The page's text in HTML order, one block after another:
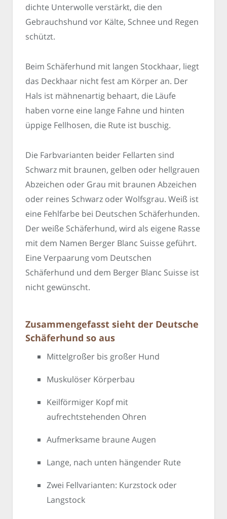
dichte Unterwolle verstärkt, die den
Gebrauchshund vor Kälte, Schnee und Regen
schützt.
Beim Schäferhund mit langen Stockhaar, liegt
das Deckhaar nicht fest am Körper an. Der
Hals ist mähnenartig behaart, die Läufe
haben vorne eine lange Fahne und hinten
üppige Fellhosen, die Rute ist buschig.
Die Farbvarianten beider Fellarten sind
Schwarz mit braunen, gelben oder hellgrauen
Abzeichen oder Grau mit braunen Abzeichen
oder reines Schwarz oder Wolfsgrau. Weiß ist
eine Fehlfarbe bei Deutschen Schäferhunden.
Der weiße Schäferhund, wird als eigene Rasse
mit dem Namen Berger Blanc Suisse geführt.
Eine Verpaarung vom Deutschen
Schäferhund und dem Berger Blanc Suisse ist
nicht gewünscht.
Zusammengefasst sieht der Deutsche
Schäferhund so aus
Mittelgroßer bis großer Hund
Muskulöser Körperbau
Keilförmiger Kopf mit
aufrechtstehenden Ohren
Aufmerksame braune Augen
Lange, nach unten hängender Rute
Zwei Fellvarianten: Kurzstock oder
Langstock